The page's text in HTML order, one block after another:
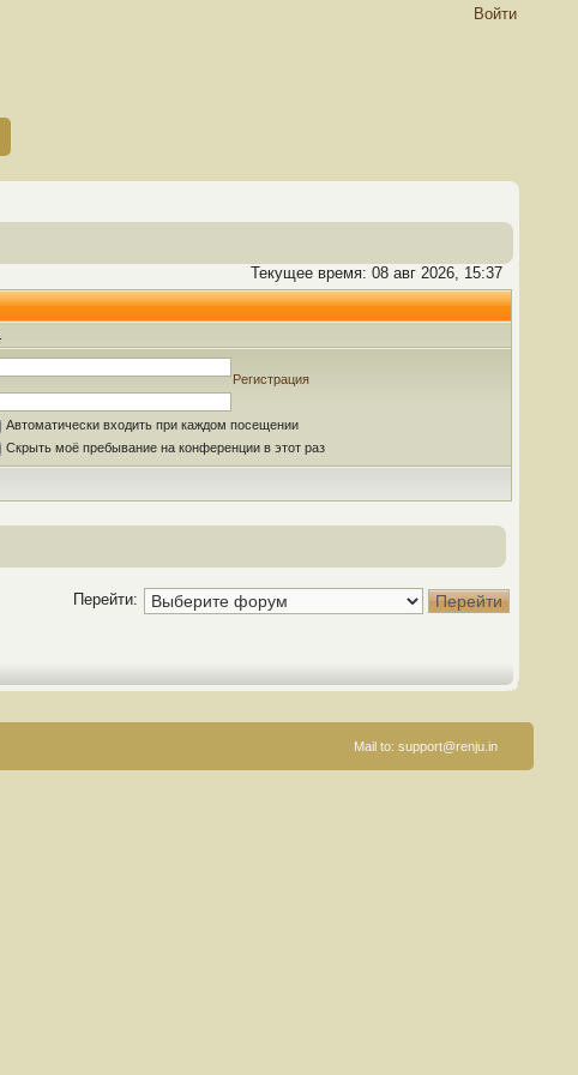
Войти
Текущее время: 08 авг 2026, 15:37
Регистрация
Автоматически входить при каждом посещении
Скрыть моё пребывание на конференции в этот раз
Перейти:
Mail to: support@renju.in